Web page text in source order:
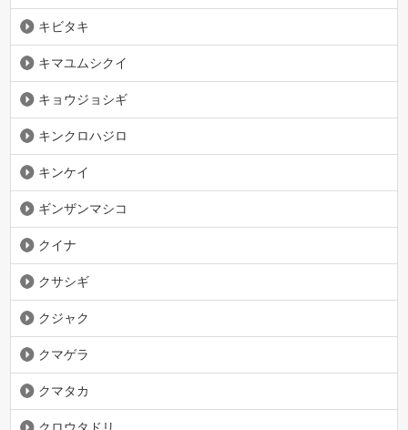
キビタキ
キマユムシクイ
キョウジョシギ
キンクロハジロ
キンケイ
ギンザンマシコ
クイナ
クサシギ
クジャク
クマゲラ
クマタカ